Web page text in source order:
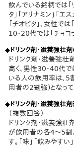
飲んでいる銘柄では「
タ」「アリナミン」「エ
「チオビタ」、女性で
10・20代では「チョコ
◆ドリンク剤・滋養強壮
ドリンク剤・滋養強
高く、男性30・40代
いる人の飲用率は、
用者の2割強)となって
◆ドリンク剤・滋養強壮
（複数回答）
ドリンク剤・滋養強壮
が飲用者の各4～5割
す。「味」「飲みやす